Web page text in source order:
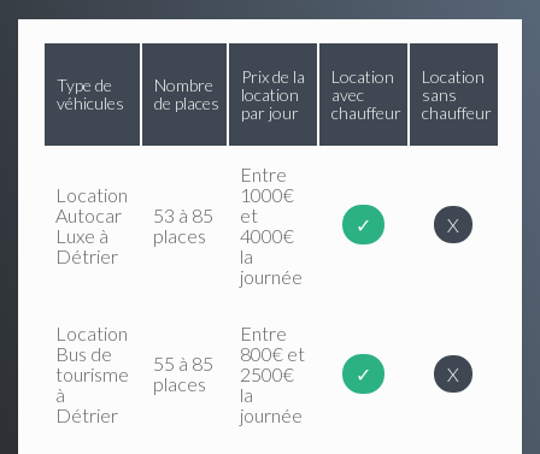
Type de
véhicules
Nombre
de places
Prix de la
location
par jour
Location
avec
chauffeur
Location
sans
chauffeur
Location
Autocar
Luxe à
Détrier
53 à 85
places
Entre
1000€
et
4000€
la
journée
✓ X
Location
Bus de
tourisme
à
Détrier
55 à 85
places
Entre
800€ et
2500€
la
journée
✓ X